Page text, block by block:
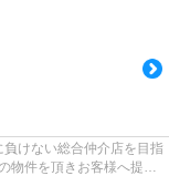
けない総合仲介店を目指
物件を頂きお客様へ提供